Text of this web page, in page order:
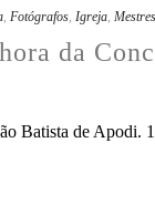
, Fotógrafos, Igreja,
da
Batista de